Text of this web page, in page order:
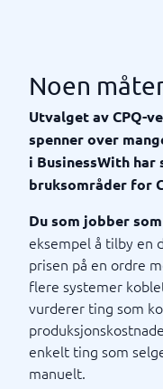
Noen
Utvalget av CPQ-
spenner over
i BusinessWith
bruksområder for
Du som jobber
eksempel å tilby en
prisen på en ordre
flere systemer
vurderer ting som
enkelt ting som
manuelt.